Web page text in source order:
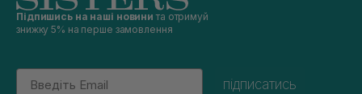
Підпишись на наші новини та отримуй
знижку 5% на перше замовлення
Email
підписатись